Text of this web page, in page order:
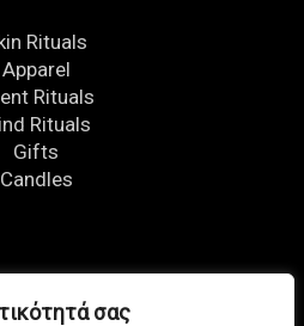
σας
Rituals
Apparel
Rituals
Rituals
Gifts
Candles